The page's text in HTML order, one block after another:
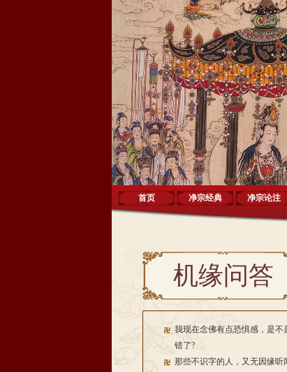
首页 净宗经典 净宗论注
机缘问答
我现在念佛有点恐惧感，是不
错了?
那些不识字的人，又无因缘听